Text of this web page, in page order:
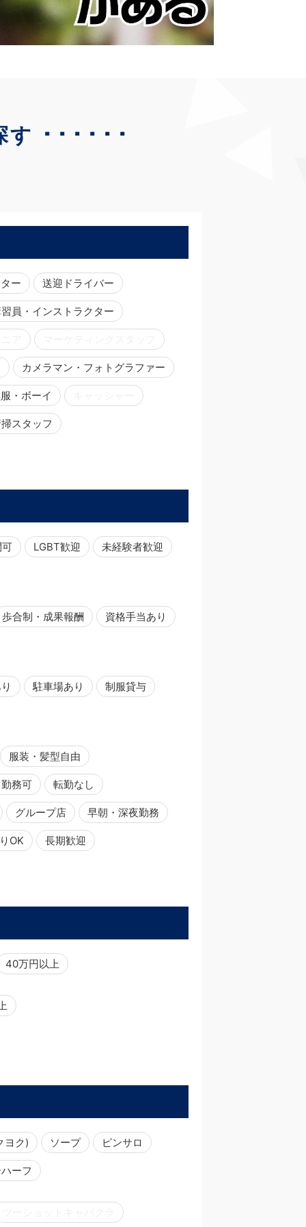
す ･･････
ー 送迎ドライバー
員・インストラクター
カメラマン・フォトグラファー
・ボーイ
スタッフ
LGBT歓迎 未経験者歓迎
歩合制・成果報酬 資格手当あり
駐車場あり 制服貸与
服装・髪型自由
務可 転勤なし
グループ店 早朝・深夜勤務
OK 長期歓迎
40万円以上
ヨク) ソープ ピンサロ
ーフ